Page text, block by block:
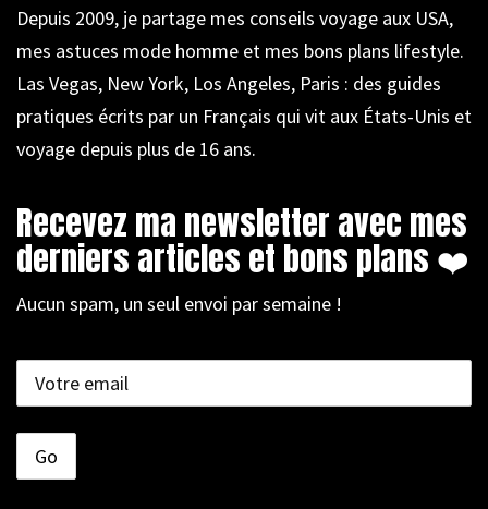
Depuis 2009, je partage mes conseils voyage aux USA,
mes astuces mode homme et mes bons plans lifestyle.
Las Vegas, New York, Los Angeles, Paris : des guides
pratiques écrits par un Français qui vit aux États-Unis et
voyage depuis plus de 16 ans.
Recevez ma newsletter avec mes
derniers articles et bons plans ❤️
Aucun spam, un seul envoi par semaine !